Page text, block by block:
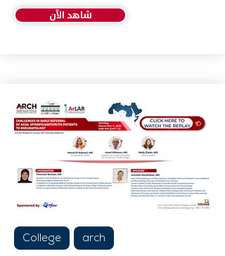
شاهد الآن
College arch